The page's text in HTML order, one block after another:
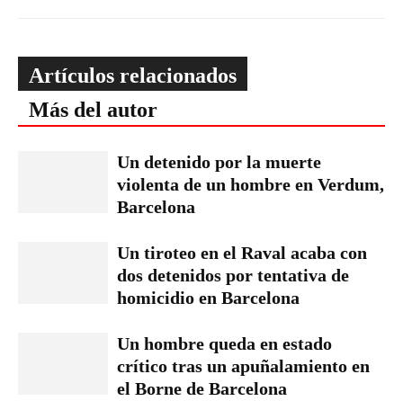
Artículos relacionados
Más del autor
Un detenido por la muerte
violenta de un hombre en Verdum,
Barcelona
Un tiroteo en el Raval acaba con
dos detenidos por tentativa de
homicidio en Barcelona
Un hombre queda en estado
crítico tras un apuñalamiento en
el Borne de Barcelona